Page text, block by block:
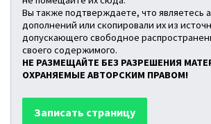
Вы также подтверждаете, что являетесь
дополнений или скопировали их из
допускающего свободное
своего содержимого.
НЕ РАЗМЕЩАЙТЕ БЕЗ РАЗРЕШЕНИЯ
ОХРАНЯЕМЫЕ АВТОРСКИМ ПРАВОМ!